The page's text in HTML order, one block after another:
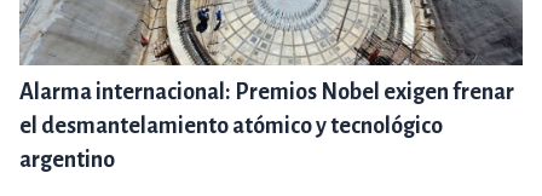
Alarma internacional: Premios Nobel exigen frenar
el desmantelamiento atómico y tecnológico
argentino